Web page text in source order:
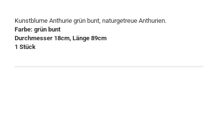
Kunstblume Anthurie grün bunt, naturgetreue Anthurien.
Farbe: grün bunt
Durchmesser 18cm, Länge 89cm
1 Stück